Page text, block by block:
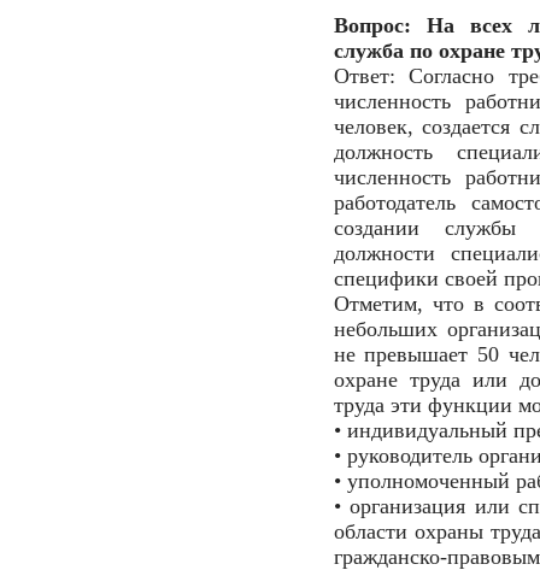
Вопрос: На всех
служба по охране
Ответ: Согласно
численность
человек, создается
должность
численность
работодатель
создании
должности
специфики своей
Отметим, что в
небольших
не превышает 50
охране труда или
труда эти функции
• индивидуальный
• руководитель
• уполномоченный
• организация или
области охраны
гражданско-